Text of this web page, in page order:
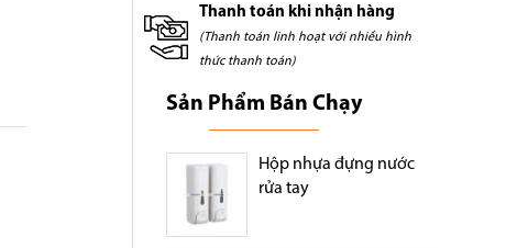
Thanh toán khi nhận hàng
(Thanh toán linh hoạt với nhiều hình
thức thanh toán)
Sản Phẩm Bán Chạy
Hộp nhựa đựng nước
rửa tay